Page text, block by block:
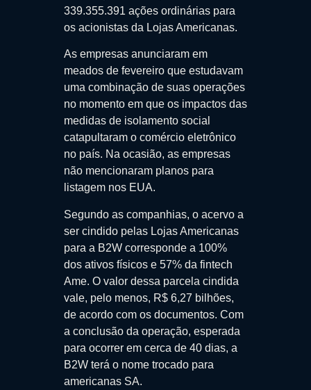
339.355.391 ações ordinárias para
os acionistas da Lojas Americanas.
As empresas anunciaram em
meados de fevereiro que estudavam
uma combinação de suas operações
no momento em que os impactos das
medidas de isolamento social
catapultaram o comércio eletrônico
no país. Na ocasião, as empresas
não mencionaram planos para
listagem nos EUA.
Segundo as companhias, o acervo a
ser cindido pelas Lojas Americanas
para a B2W corresponde a 100%
dos ativos físicos e 57% da fintech
Ame. O valor dessa parcela cindida
vale, pelo menos, R$ 6,27 bilhões,
de acordo com os documentos. Com
a conclusão da operação, esperada
para ocorrer em cerca de 40 dias, a
B2W terá o nome trocado para
americanas SA.